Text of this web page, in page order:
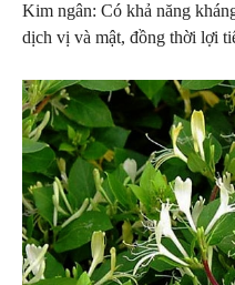
Kim ngân: Có khả năng
dịch vị và mật, đồng thời lợi